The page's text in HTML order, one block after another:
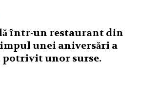
într-un restaurant din
unei aniversări a
potrivit unor surse.